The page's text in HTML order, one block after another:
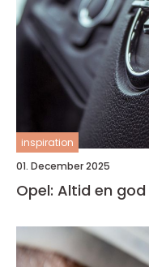
inspiration
01. December 2025
Opel: Altid en